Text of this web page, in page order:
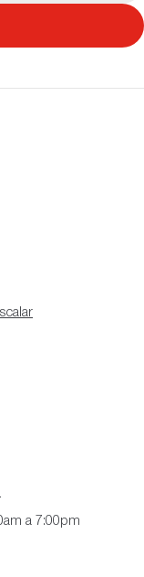
a 7:00pm